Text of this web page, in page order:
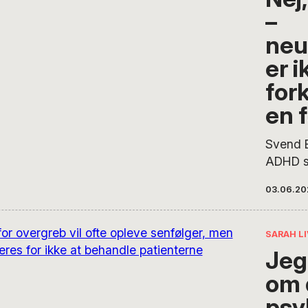
dansk
–
er
en
Svend
ADHD
findes
sløre
SARAH
om